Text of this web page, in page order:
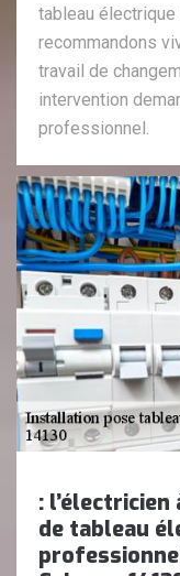
tableau électrique
recommandons
travail de
intervention
professionnel.
:
de tableau